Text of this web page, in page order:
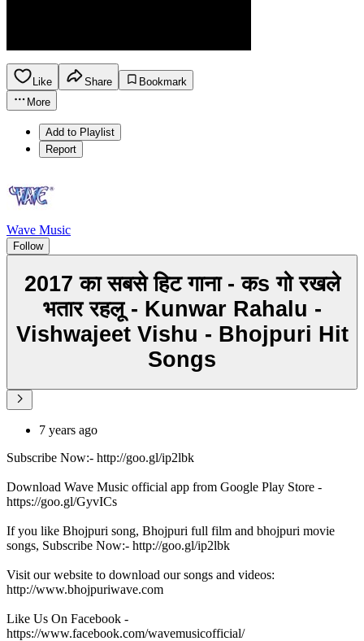
Like Share
Bookmark
More
Add to Playlist
Report
Wave Music
Follow
2017 का सबसे हिट गाना - कs गो रखले
भतार रहलू - Kunwar Rahalu -
Vishwajeet Vishu - Bhojpuri Hit
Songs
7 years ago
Subscribe Now:- http://goo.gl/ip2lbk
Download Wave Music official app from Google Play Store -
https://goo.gl/GyvICs
If you like Bhojpuri song, Bhojpuri full film and bhojpuri movie
songs, Subscribe Now:- http://goo.gl/ip2lbk
Visit our website to download our songs and videos:
http://www.bhojpuriwave.com
Like Us On Facebook -
https://www.facebook.com/wavemusicofficial/